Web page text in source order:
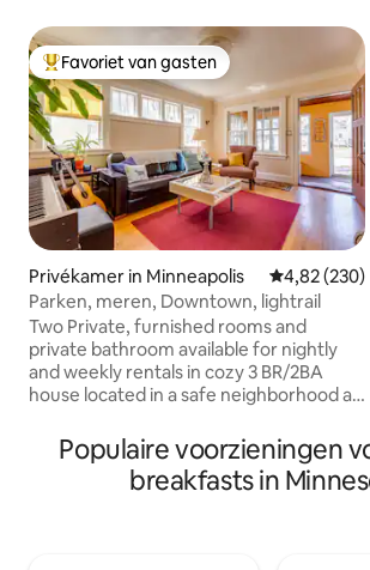
Topfavoriet van gasten
Favoriet van gasten
Privékamer in Minneapolis
4,82 (230)
Parken, meren, Downtown, lightrail
Two Private, furnished rooms and
private bathroom available for nightly
and weekly rentals in cozy 3 BR/2BA
house located in a safe neighborhood a
and two short blocks from Lake
Hiawatha. The rooms are located on the
main level with plenty of sunlight, and
Populaire voorzieningen
breakfasts in